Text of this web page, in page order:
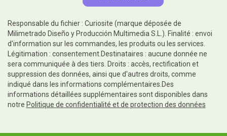
Responsable du fichier : Curiosite (marque déposée de
Milimetrado Diseño y Producción Multimedia S.L.). Finalité : envoi
d'information sur les commandes, les produits ou les services.
Légitimation : consentement.Destinataires : aucune donnée ne
sera communiquée à des tiers. Droits : accès, rectification et
suppression des données, ainsi que d'autres droits, comme
indiqué dans les informations complémentaires.Des
informations détaillées supplémentaires sont disponibles dans
notre Politique de confidentialité et de protection des données